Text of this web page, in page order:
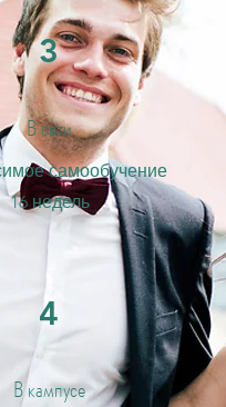
3
В сети
самообучение
16 недель
4
В кампусе